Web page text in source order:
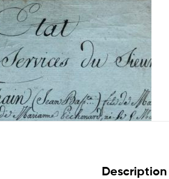
Description